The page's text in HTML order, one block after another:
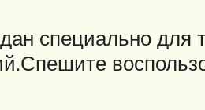
специально для